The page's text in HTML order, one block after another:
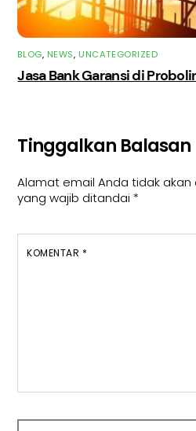
BLOG, NEWS, UNCATEGORIZED
Jasa Bank Garansi di
Tinggalkan Balasan
Alamat email Anda tidak akan
yang wajib ditandai *
KOMENTAR *